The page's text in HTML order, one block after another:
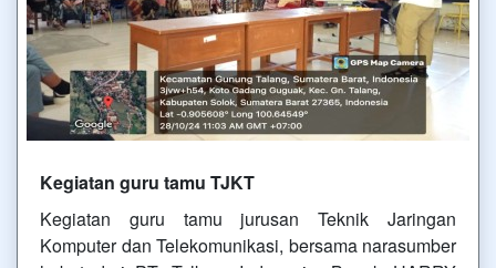
Kegiatan guru tamu TJKT
Kegiatan guru tamu jurusan Teknik Jaringan
Komputer dan Telekomunikasi, bersama narasumber